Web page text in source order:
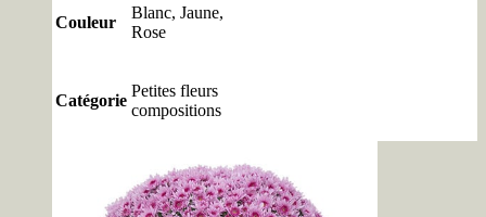
Couleur
Blanc, Jaune,
Rose
Catégorie
Petites fleurs
compositions